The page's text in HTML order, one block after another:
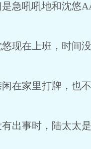
急吼吼地和沈悠
现在上班，时间
在家里打牌，也
出事时，陆太太